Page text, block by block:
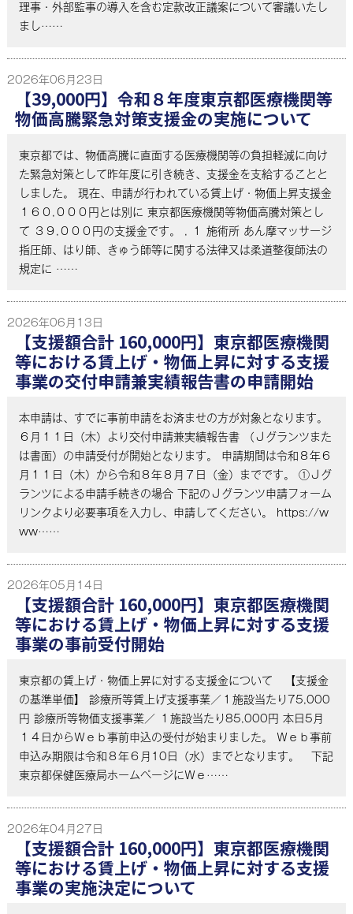
理事・外部監事の導入を含む定款改正議案について審議いたし
まし……
2026年06月23日
【39,000円】令和８年度東京都医療機関等
物価高騰緊急対策支援金の実施について
東京都では、物価高騰に直面する医療機関等の負担軽減に向け
た緊急対策として昨年度に引き続き、支援金を支給することと
しました。 現在、申請が行われている賃上げ・物価上昇支援金
１６０,０００円とは別に 東京都医療機関等物価高騰対策とし
て ３９,０００円の支援金です。 , １ 施術所 あん摩マッサージ
指圧師、はり師、きゅう師等に関する法律又は柔道整復師法の
規定に ……
2026年06月13日
【支援額合計 160,000円】東京都医療機関
等における賃上げ・物価上昇に対する支援
事業の交付申請兼実績報告書の申請開始
本申請は、すでに事前申請をお済ませの方が対象となります。
６月１１日（木）より交付申請兼実績報告書 （Ｊグランツまた
は書面）の申請受付が開始となります。 申請期間は令和８年６
月１１日（木）から令和８年８月７日（金）までです。 ①Ｊグ
ランツによる申請手続きの場合 下記のＪグランツ申請フォーム
リンクより必要事項を入力し、申請してください。 https://w
ww……
2026年05月14日
【支援額合計 160,000円】東京都医療機関
等における賃上げ・物価上昇に対する支援
事業の事前受付開始
東京都の賃上げ・物価上昇に対する支援金について 【支援金
の基準単価】 診療所等賃上げ支援事業／１施設当たり75,000
円 診療所等物価支援事業／ １施設当たり85,000円 本日5月
１４日からＷｅｂ事前申込の受付が始まりました。 Ｗｅｂ事前
申込み期限は令和８年６月10日（水）までとなります。 下記
東京都保健医療局ホームページにＷｅ……
2026年04月27日
【支援額合計 160,000円】東京都医療機関
等における賃上げ・物価上昇に対する支援
事業の実施決定について